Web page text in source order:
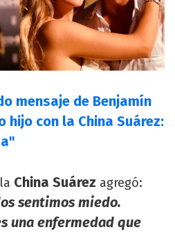
mensaje de Benjamín
hijo con la China Suárez:
China Suárez agregó:
sentimos miedo.
una enfermedad que